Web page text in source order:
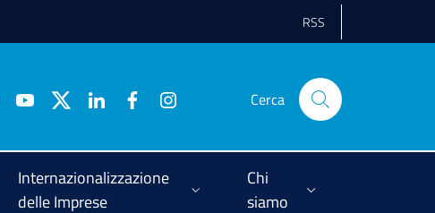
RSS
Cerca
Internazionalizzazione
delle Imprese
Chi
siamo